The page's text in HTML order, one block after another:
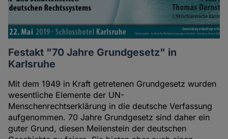
Festakt "70 Jahre Grundgesetz" in
Karlsruhe
Mit dem 1949 in Kraft getretenen Grundgesetz wurden
wesentliche Elemente der UN-
Menschenrechtserklärung in die deutsche Verfassung
aufgenommen. 70 Jahre Grundgesetz sind daher ein
guter Grund, diesen Meilenstein der deutschen